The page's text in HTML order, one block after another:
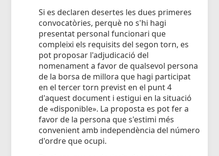
Si es declaren desertes les dues primeres
convocatòries, perquè no s'hi hagi
presentat personal funcionari que
compleixi els requisits del segon torn, es
pot proposar l'adjudicació del
nomenament a favor de qualsevol persona
de la borsa de millora que hagi participat
en el tercer torn previst en el punt 4
d'aquest document i estigui en la situació
de «disponible». La proposta es pot fer a
favor de la persona que s'estimi més
convenient amb independència del número
d'ordre que ocupi.